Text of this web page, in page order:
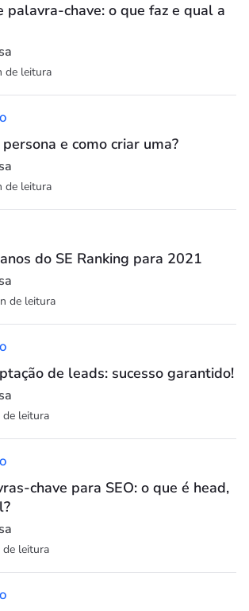
palavra-chave: o que faz e qual a
de leitura
e como criar uma?
de leitura
do SE Ranking para 2021
de leitura
de leads: sucesso garantido!
de leitura
chave para SEO: o que é head,
leitura